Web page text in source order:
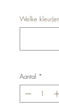
Welke
Aantal *